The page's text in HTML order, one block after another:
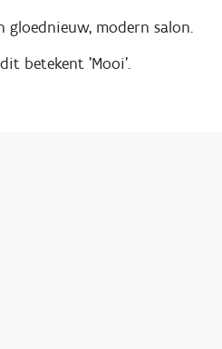
gloednieuw, modern salon.
betekent 'Mooi'.